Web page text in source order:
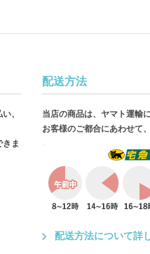
、
ま
配送方法
当店の商品は、ヤマト運輸
お客様のご都合にあわせて
配送方法について詳